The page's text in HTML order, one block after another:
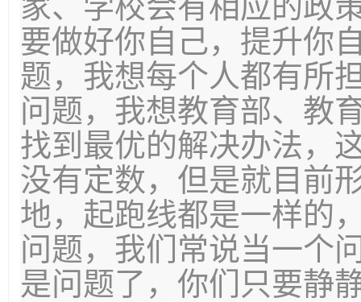
要做好你自己，提升你
题，我想每个人都有所
问题，我想教育部、教
找到最优的解决办法，
没有定数，但是就目前
地，起跑线都是一样的
问题，我们常说当一个
是问题了，你们只要静